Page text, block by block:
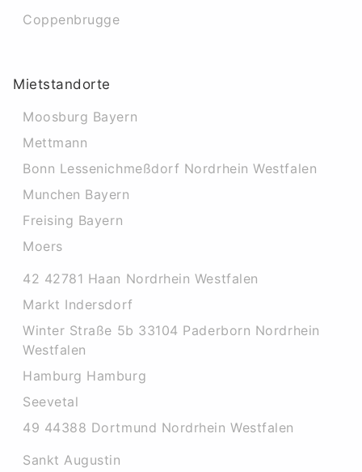
Coppenbrugge
Mietstandorte
Moosburg Bayern
Mettmann
Bonn Lessenichmeßdorf Nordrhein Westfalen
Munchen Bayern
Freising Bayern
Moers
42 42781 Haan Nordrhein Westfalen
Markt Indersdorf
Winter Straße 5b 33104 Paderborn Nordrhein
Westfalen
Hamburg Hamburg
Seevetal
49 44388 Dortmund Nordrhein Westfalen
Sankt Augustin